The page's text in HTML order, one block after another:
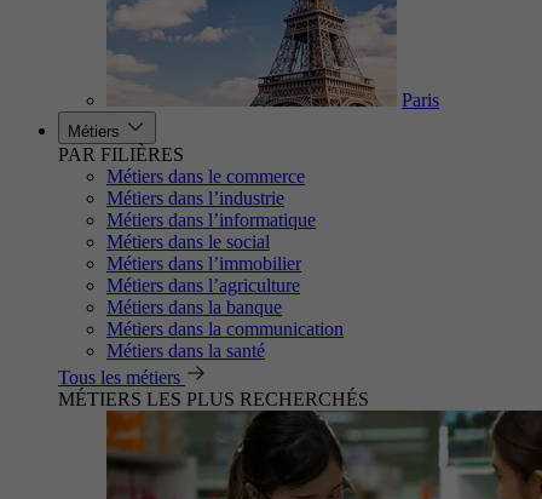
Paris
Métiers
PAR FILIÈRES
Métiers dans le commerce
Métiers dans l’industrie
Métiers dans l’informatique
Métiers dans le social
Métiers dans l’immobilier
Métiers dans l’agriculture
Métiers dans la banque
Métiers dans la communication
Métiers dans la santé
Tous les métiers
MÉTIERS LES PLUS RECHERCHÉS